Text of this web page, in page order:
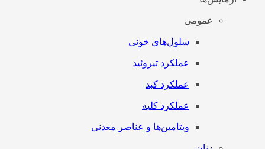
عمومی
سلول‌های خونی
عملکرد تیروئید
عملکرد کبد
عملکرد کلیه
ویتامین‌ها و عناصر معدنی